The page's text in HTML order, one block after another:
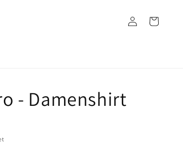
EinloggenWarenkorb
- Damenshirt